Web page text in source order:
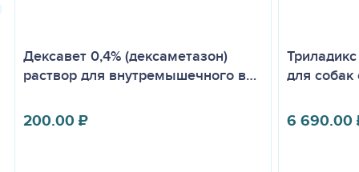
Дексавет 0,4% (дексаметазон)
раствор для внутремышечного в…
200.00₽
для собак
6 690.00